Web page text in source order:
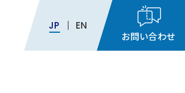
お問い合わせ
JP EN